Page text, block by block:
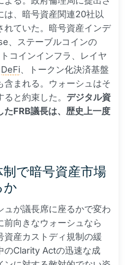
は、暗号資産関連20社以
れていた。暗号資産インデ
、ステーブルコインの
コインインフラ、レイヤ
DeFi、トークン化決済基盤
含まれる。ウォーシュはそ
と約束した。 デジタル資
たFRB議長は、歴史上一度
で暗号資産市場
か
ュが議長席に座るかで変わ
前向きなウォーシュなら
資産カストディ規制の緩
のClarity Actの迅速な成